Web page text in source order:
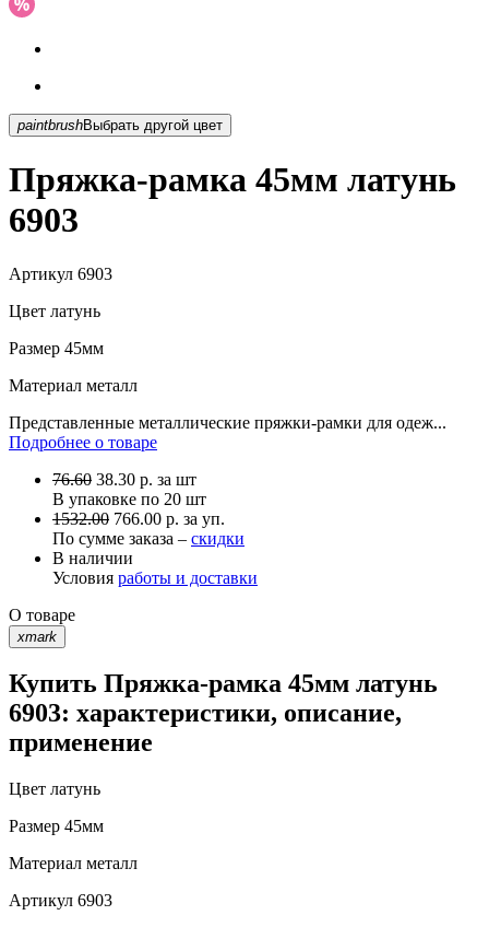
paintbrush Выбрать другой цвет
Пряжка-рамка 45мм латунь
6903
Артикул 6903
Цвет латунь
Размер 45мм
Материал металл
Представленные металлические пряжки-рамки для одеж...
Подробнее о товаре
76.60 38.30 р. за шт
В упаковке по 20 шт
1532.00 766.00 р. за уп.
По сумме заказа – скидки
В наличии
Условия работы и доставки
О товаре
xmark
Купить Пряжка-рамка 45мм латунь
6903: характеристики, описание,
применение
Цвет латунь
Размер 45мм
Материал металл
Артикул 6903